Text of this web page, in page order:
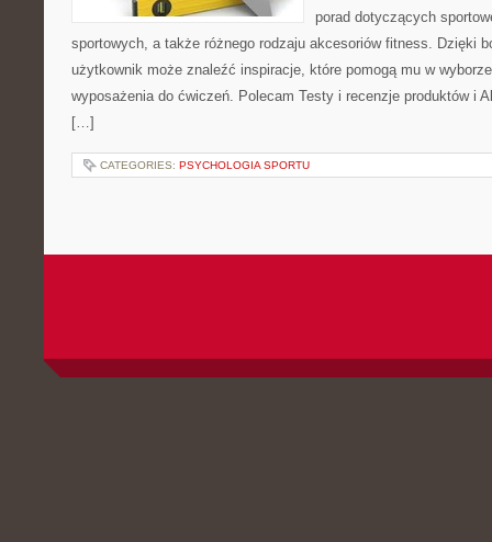
porad dotyczących
sportowych, a także różnego rodzaju akcesoriów fitness. Dzięki
użytkownik może znaleźć inspiracje, które pomogą mu w
wyposażenia do ćwiczeń. Polecam Testy i recenzje produktów i
[…]
CATEGORIES: PSYCHOLOGIA SPORTU